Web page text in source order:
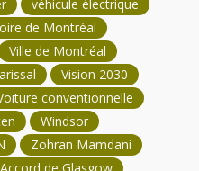
véhicule électrique
de Montréal
Ville de Montréal
Vision 2030
conventionnelle
Windsor
Zohran Mamdani